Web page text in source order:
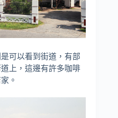
可以看到街道，有部
上，這邊有許多咖啡
。